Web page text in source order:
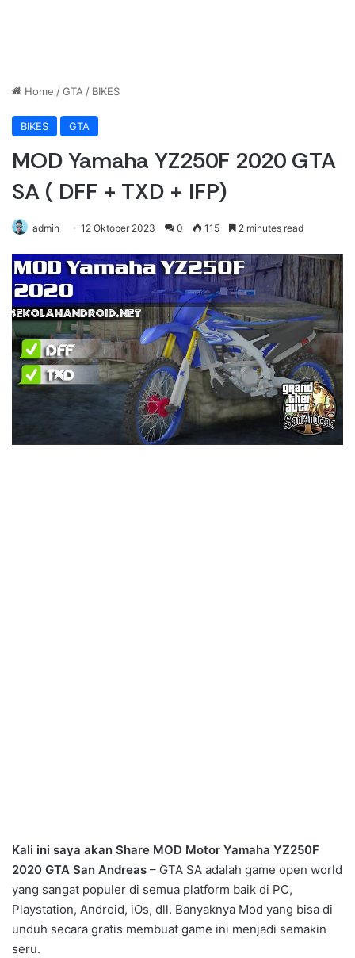
Home /GTA / BIKES
BIKES GTA
MOD Yamaha YZ250F 2020 GTA
SA ( DFF + TXD + IFP)
admin 12 Oktober 2023 0 115 2 minutes read
Kali ini saya akan Share MOD Motor Yamaha YZ250F
2020 GTA San Andreas – GTA SA adalah game open world
yang sangat populer di semua platform baik di PC,
Playstation, Android, iOs, dll. Banyaknya Mod yang bisa di
unduh secara gratis membuat game ini menjadi semakin
seru.